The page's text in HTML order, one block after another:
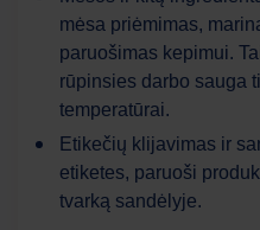
mėsa priėmimas,
paruošimas kepimui.
rūpinsies darbo sauga
temperatūrai.
Etikečių klijavimas ir
etiketes, paruoši
tvarką sandėlyje.
Work Force
Sveiki! Kuo galiu jums